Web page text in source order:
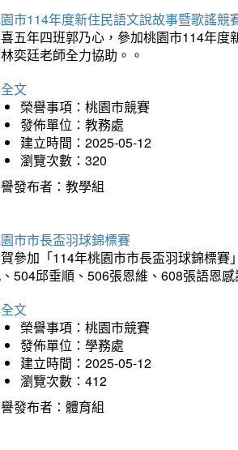
市114年度新住民語文說故事暨歌謠競
五年四班郭乃心，參加桃園市114年
奕廷老師全力協助。。
文
榮譽事項：桃園市競賽
發佈單位：教務處
建立時間：2025-05-12
瀏覽次數：320
發布者：教學組
市市長盃羽球錦標賽
參加「114年桃園市市長盃羽球錦標
504邱垂順、506張恩維、608張語恩
文
榮譽事項：桃園市競賽
發佈單位：學務處
建立時間：2025-05-12
瀏覽次數：412
發布者：體育組